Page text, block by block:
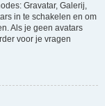
Gravatar, Galerij,
in te schakelen en om
Als je geen avatars
voor je vragen